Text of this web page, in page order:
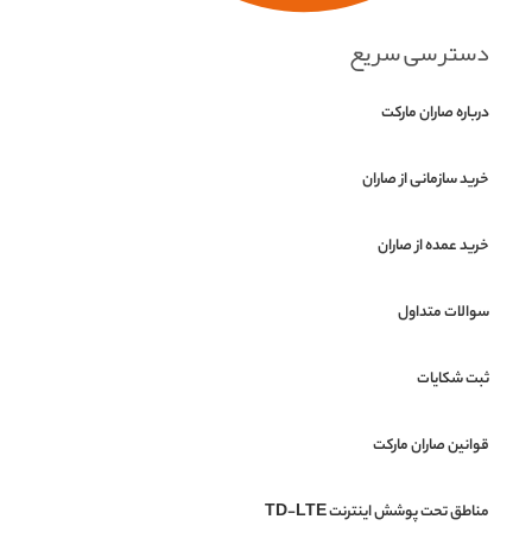
دسترسی سریع
درباره صاران مارکت
خرید سازمانی از صاران
خرید عمده از صاران
سوالات متداول
ثبت شکایات
قوانین صاران مارکت
مناطق تحت پوشش اینترنت TD-LTE